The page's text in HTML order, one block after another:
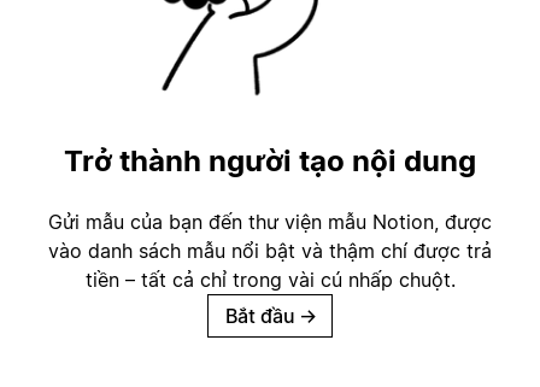
Trở thành người tạo nội dung
Gửi mẫu của bạn đến thư viện mẫu Notion, được
vào danh sách mẫu nổi bật và thậm chí được trả
tiền – tất cả chỉ trong vài cú nhấp chuột.
Bắt đầu →